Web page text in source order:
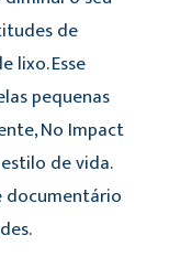
de
lixo. Esse
pequenas
No Impact
de vida.
documentário